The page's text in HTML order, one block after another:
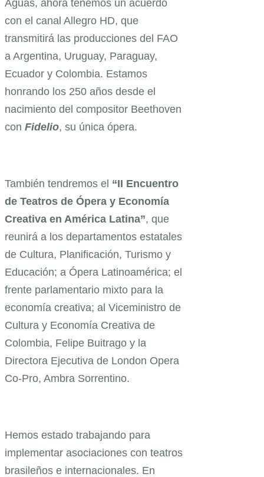
Águas, ahora tenemos un acuerdo
con el canal Allegro HD, que
transmitirá las producciones del FAO
a Argentina, Uruguay, Paraguay,
Ecuador y Colombia. Estamos
honrando los 250 años desde el
nacimiento del compositor Beethoven
con Fidelio, su única ópera.
También tendremos el “II Encuentro
de Teatros de Ópera y Economía
Creativa en América Latina”, que
reunirá a los departamentos estatales
de Cultura, Planificación, Turismo y
Educación; a Ópera Latinoamérica; el
frente parlamentario mixto para la
economía creativa; al Viceministro de
Cultura y Economía Creativa de
Colombia, Felipe Buitrago y la
Directora Ejecutiva de London Opera
Co-Pro, Ambra Sorrentino.
Hemos estado trabajando para
implementar asociaciones con teatros
brasileños e internacionales. En